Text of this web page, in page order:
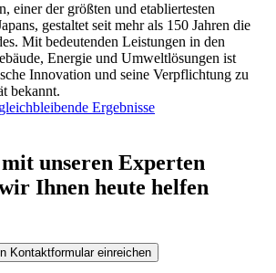
einer der größten und etabliertesten
gestaltet seit mehr als 150 Jahren die
Mit bedeutenden Leistungen in den
Energie und Umweltlösungen ist
Innovation und seine Verpflichtung zu
bekannt.
Ergebnisse
unseren Experten
Ihnen heute helfen
Kontaktformular einreichen